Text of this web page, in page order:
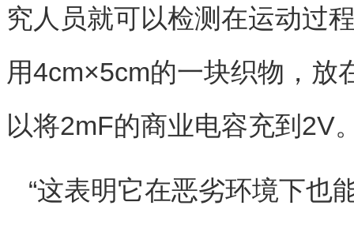
究人员就可以检测在运动过
用4cm×5cm的一块织物，放
以将2mF的商业电容充到2V
“这表明它在恶劣环境下也